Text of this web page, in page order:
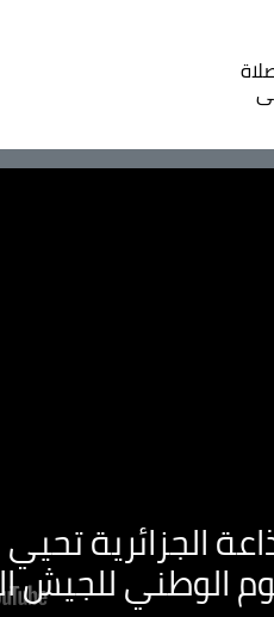
الجزائرية
الوطني